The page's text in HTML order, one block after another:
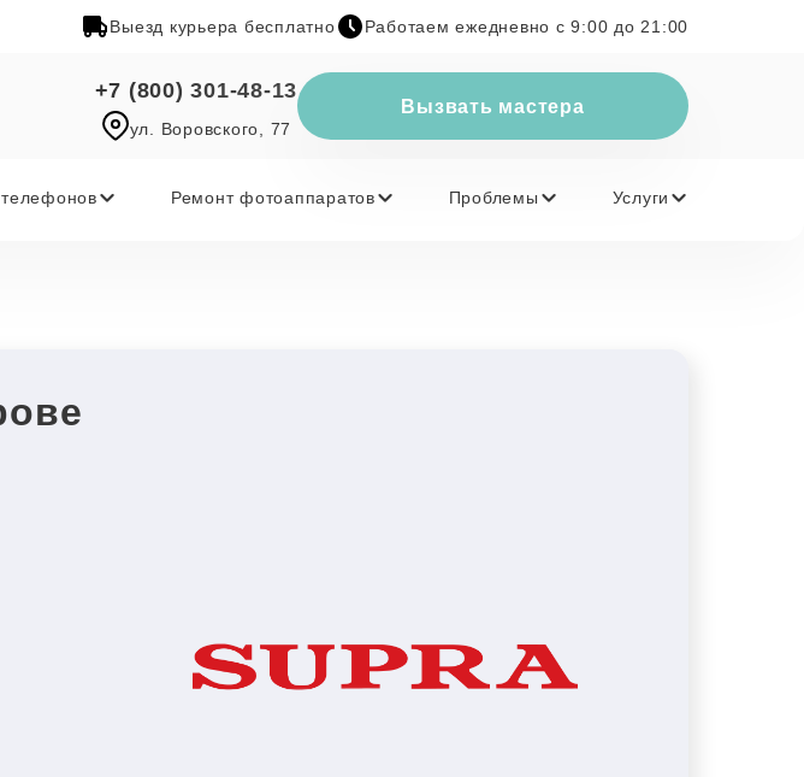
Выезд курьера бесплатно Работаем ежедневно с 9:00 до 21:00
+7 (800) 301-48-13
ул. Воровского, 77
Вызвать мастера
Ремонт фотоаппаратов Проблемы Услуги